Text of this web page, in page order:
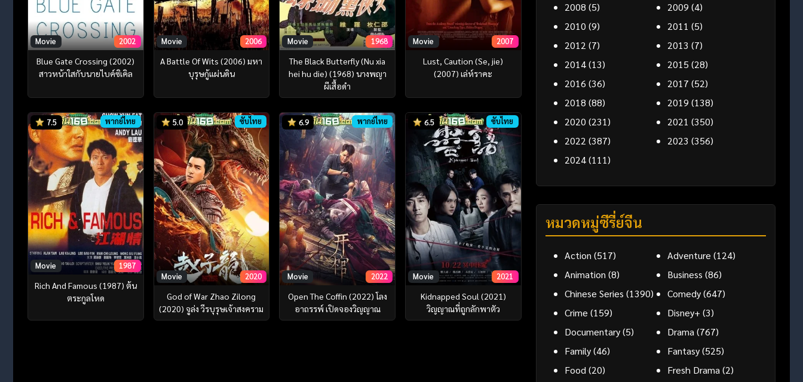
Movie 2002
Blue Gate Crossing (2002)
สาวหน้าใสกับนายไบค์ซิเคิล
Movie 2006
A Battle Of Wits (2006) มหา
บุรุษกู้แผ่นดิน
Movie 1968
The Black Butterfly (Nu xia
hei hu die) (1968) นางพญา
ผีเสื้อดำ
Movie 2007
Lust, Caution (Se, jie)
(2007) เล่ห์ราคะ
7.5 พากย์ไทย
Movie 1987
Rich And Famous (1987) ต้น
ตระกูลโหด
5.0 ซับไทย
Movie 2020
God of War Zhao Zilong
(2020) จูล่ง วีรบุรุษเจ้าสงคราม
6.9 พากย์ไทย
Movie 2022
Open The Coffin (2022) โลง
อาถรรพ์ เปิดจองวิญญาณ
6.5 ซับไทย
Movie 2021
Kidnapped Soul (2021)
วิญญาณที่ถูกลักพาตัว
2008 (5) 2009 (4)
2010 (9) 2011 (5)
2012 (7) 2013 (7)
2014(13) 2015 (28)
2016 (36) 2017 (52)
2018 (88) 2019 (138)
2020 (231) 2021 (350)
2022 (387) 2023 (356)
2024(111)
หมวดหมู่ซีรี่ย์จีน
Action (517) Adventure (124)
Animation (8) Business (86)
Chinese Series (1390) Comedy(647)
Crime (159) Disney+ (3)
Documentary(5) Drama(767)
Family(46) Fantasy(525)
Food(20) Fresh Drama(2)